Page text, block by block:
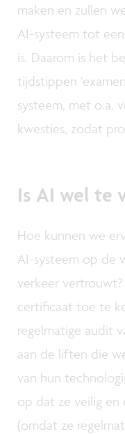
maken en zullen
AI-systeem tot
is. Daarom is het
tijdstippen
systeem, met o.a.
kwesties, zodat
Is AI wel te
Hoe kunnen we
AI-systeem op de
verkeer
certificaat toe te
regelmatige audit
aan de liften die
van hun
op dat ze veilig
(omdat ze